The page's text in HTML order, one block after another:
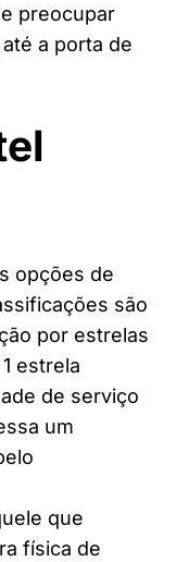
preocupar
a porta de
opções de
são
por estrelas
estrela
de serviço
um
que
física de